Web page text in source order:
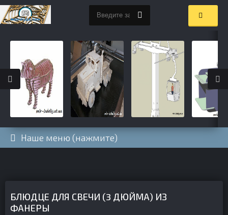
Наше меню (нажмите)
БЛЮДЦЕ ДЛЯ СВЕЧИ (3 ДЮЙМА) ИЗ
ФАНЕРЫ